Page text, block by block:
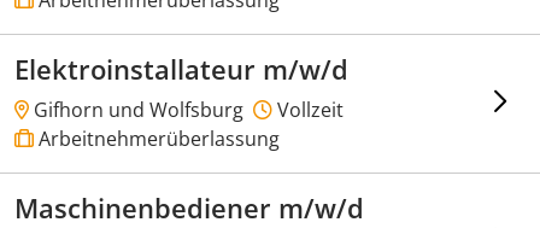
Elektroinstallateur m/w/d
Gifhorn und Wolfsburg
Vollzeit
Arbeitnehmerüberlassung
Maschinenbediener m/w/d